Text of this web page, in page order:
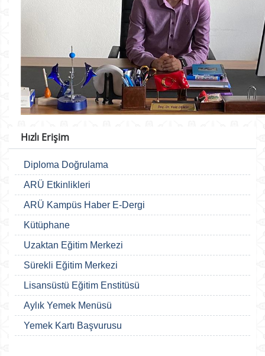
Hızlı Erişim
Diploma Doğrulama
ARÜ Etkinlikleri
ARÜ Kampüs Haber E-Dergi
Kütüphane
Uzaktan Eğitim Merkezi
Sürekli Eğitim Merkezi
Lisansüstü Eğitim Enstitüsü
Aylık Yemek Menüsü
Yemek Kartı Başvurusu